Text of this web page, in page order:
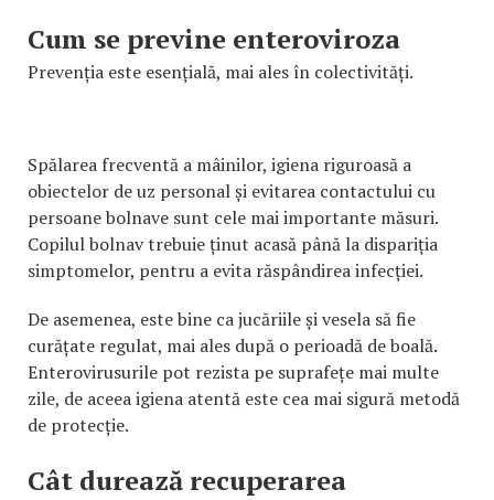
Cum se previne enteroviroza
Prevenția este esențială, mai ales în colectivități.
Spălarea frecventă a mâinilor, igiena riguroasă a
obiectelor de uz personal și evitarea contactului cu
persoane bolnave sunt cele mai importante măsuri.
Copilul bolnav trebuie ținut acasă până la dispariția
simptomelor, pentru a evita răspândirea infecției.
De asemenea, este bine ca jucăriile și vesela să fie
curățate regulat, mai ales după o perioadă de boală.
Enterovirusurile pot rezista pe suprafețe mai multe
zile, de aceea igiena atentă este cea mai sigură metodă
de protecție.
Cât durează recuperarea